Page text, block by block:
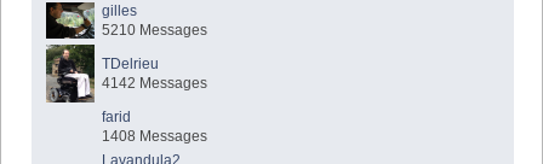
gilles
5210 Messages
TDelrieu
4142 Messages
farid
1408 Messages
Lavandula2